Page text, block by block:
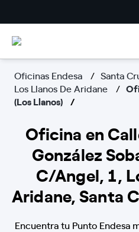
Oficinas Endesa
Santa
Los Llanos De Aridane
(Los Llanos)
Oficina en
González
C/Angel, 1,
Aridane, Santa
Encuentra tu Punto Endesa